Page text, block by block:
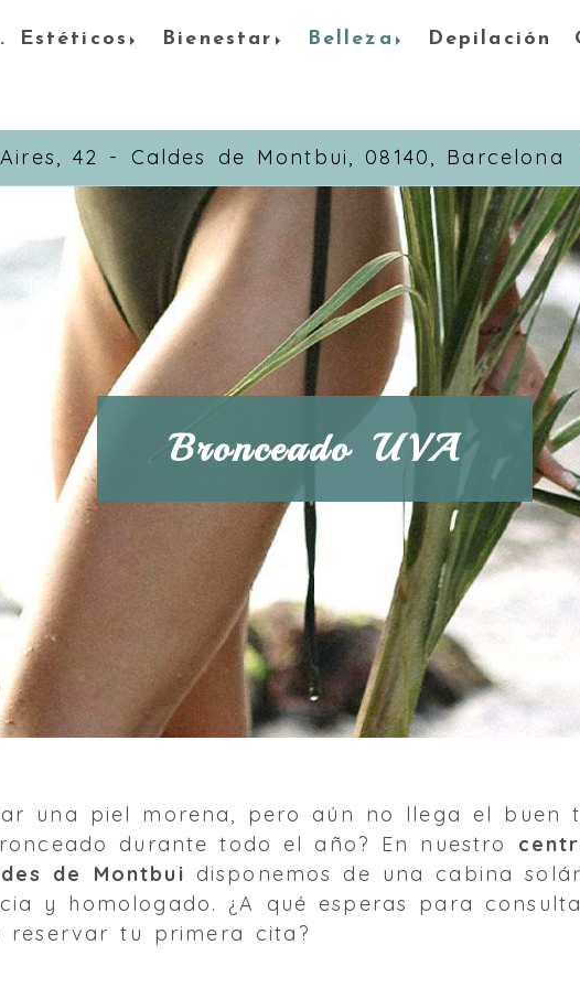
Estéticos Bienestar Belleza Depilación
42 - Caldes de Montbui, 08140, Barcelona
Bronceado UVA
una piel morena, pero aún no llega el buen
durante todo el año? En nuestro
de Montbui disponemos de una cabina
y homologado. ¿A qué esperas para
reservar tu primera cita?